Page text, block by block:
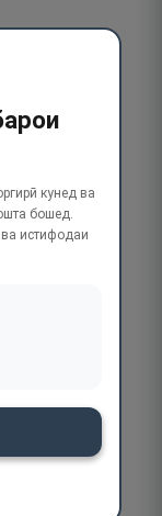
кунед ва
бошед.
ва истифодаи